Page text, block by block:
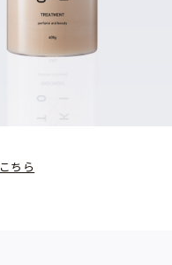
こちら